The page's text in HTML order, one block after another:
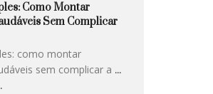
Como Montar
Sem Complicar
como montar
sem complicar a ...